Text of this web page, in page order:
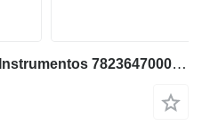
Komatsu WA380 Painel de Instrumentos 7823647000 instrument tabla za Komatsu WA380-3 prednjeg utovarivača